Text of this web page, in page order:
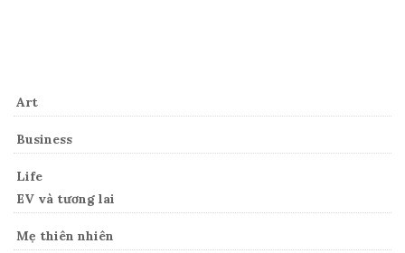
Art
Business
Life
EV và tương lai
Mẹ thiên nhiên